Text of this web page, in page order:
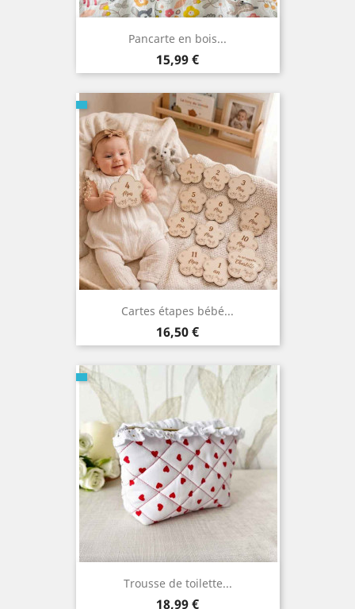
Pancarte en bois...
Prix
15,99 €
Cartes étapes bébé...
Prix
16,50 €
Trousse de toilette...
Prix
18,99 €